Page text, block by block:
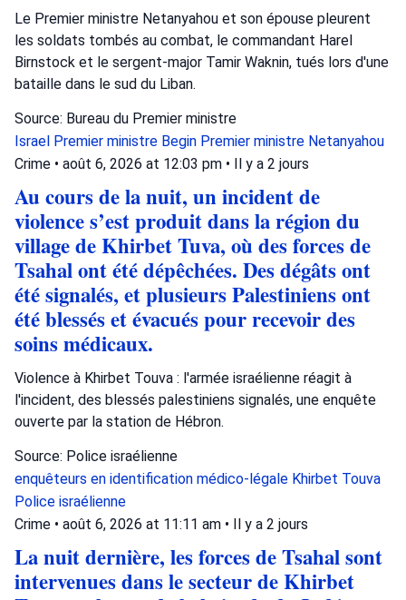
Le Premier ministre Netanyahou et son épouse pleurent
les soldats tombés au combat, le commandant Harel
Birnstock et le sergent-major Tamir Waknin, tués lors d'une
bataille dans le sud du Liban.
Source: Bureau du Premier ministre
Israel Premier ministre Begin Premier ministre Netanyahou
Crime • août 6, 2026 at 12:03 pm • Il y a 2 jours
Au cours de la nuit, un incident de
violence s’est produit dans la région du
village de Khirbet Tuva, où des forces de
Tsahal ont été dépêchées. Des dégâts ont
été signalés, et plusieurs Palestiniens ont
été blessés et évacués pour recevoir des
soins médicaux.
Violence à Khirbet Touva : l'armée israélienne réagit à
l'incident, des blessés palestiniens signalés, une enquête
ouverte par la station de Hébron.
Source: Police israélienne
enquêteurs en identification médico-légale Khirbet Touva
Police israélienne
Crime • août 6, 2026 at 11:11 am • Il y a 2 jours
La nuit dernière, les forces de Tsahal sont
intervenues dans le secteur de Khirbet